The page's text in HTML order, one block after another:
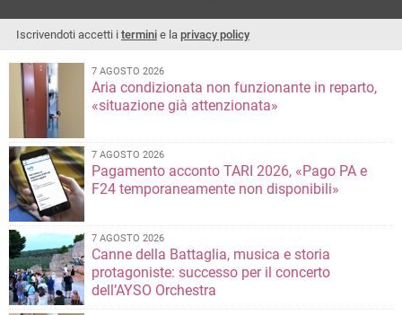
Iscrivendoti accetti i termini e la privacy policy
7 AGOSTO 2026
Aria condizionata non funzionante in reparto,
«situazione già attenzionata»
7 AGOSTO 2026
Pagamento acconto TARI 2026, «Pago PA e
F24 temporaneamente non disponibili»
7 AGOSTO 2026
Canne della Battaglia, musica e storia
protagoniste: successo per il concerto
dell’AYSO Orchestra